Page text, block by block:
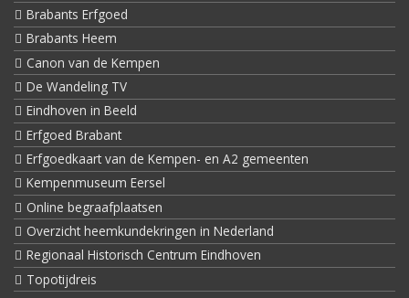
Brabants Erfgoed
Brabants Heem
Canon van de Kempen
De Wandeling TV
Eindhoven in Beeld
Erfgoed Brabant
Erfgoedkaart van de Kempen- en A2 gemeenten
Kempenmuseum Eersel
Online begraafplaatsen
Overzicht heemkundekringen in Nederland
Regionaal Historisch Centrum Eindhoven
Topotijdreis